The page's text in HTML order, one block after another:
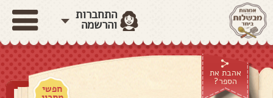
התחברות
והרשמה
אהבת את
הספר?
חפשי